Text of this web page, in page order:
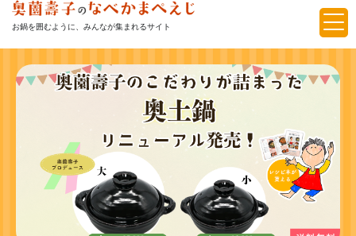
お鍋を囲むように、みんなが集まれるサイト